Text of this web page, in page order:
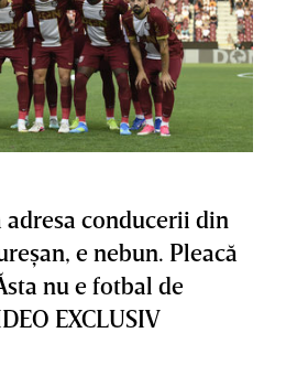
conducerii din
e nebun. Pleacă
nu e fotbal de
EXCLUSIV